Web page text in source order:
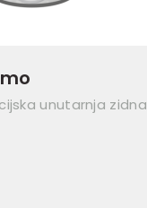
unutarnja zidna